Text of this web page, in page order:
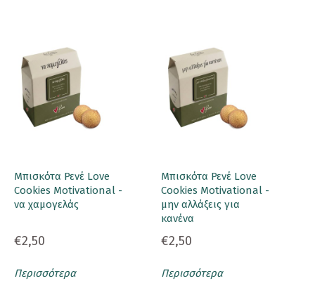
Μπισκότα Ρενέ Love
Cookies Motivational -
να χαμογελάς
€2,50
Περισσότερα
Μπισκότα Ρενέ Love
Cookies Motivational -
μην αλλάξεις για
κανένα
€2,50
Περισσότερα